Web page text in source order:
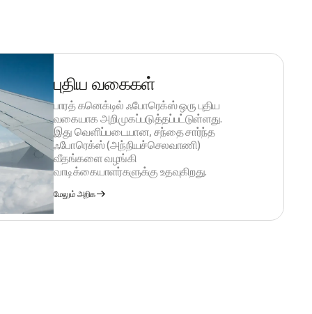
புதிய வகைகள்
பாரத் கனெக்டில் ஃபோரெக்ஸ் ஒரு புதிய
வகையாக அறிமுகப்படுத்தப்பட்டுள்ளது.
இது வெளிப்படையான, சந்தை சார்ந்த
ஃபோரெக்ஸ் (அந்நியச்செலவாணி)
வீதங்களை வழங்கி
வாடிக்கையாளர்களுக்கு உதவுகிறது.
மேலும் அறிக